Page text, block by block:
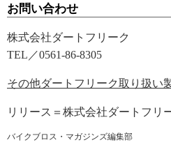
お問い合わせ
株式会社ダートフリーク
TEL／0561-86-8305
その他ダートフリーク取り扱い
リリース＝株式会社ダートフリ
バイクブロス・マガジンズ編集部